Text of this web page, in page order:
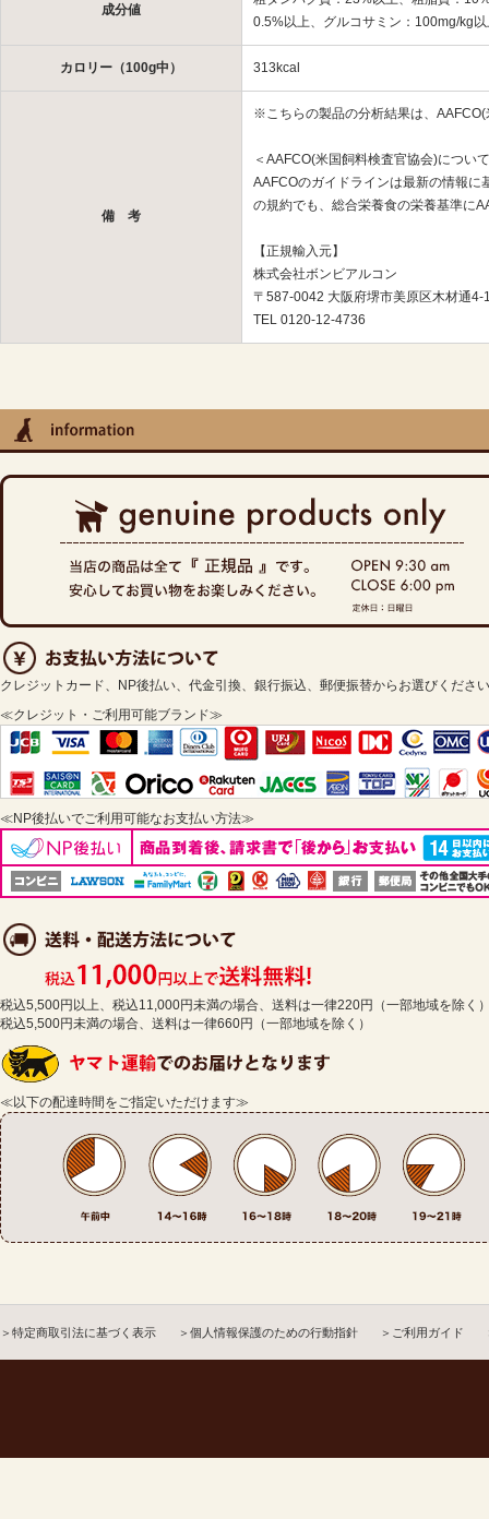
成分値
0.5%以上、グルコサミン：100mg/kg以
カロリー（100g中） 313kcal
備 考
※こちらの製品の分析結果は、
＜AAFCO(米国飼料検査官協会)につい
AAFCOのガイドラインは最新の情報
の規約でも、総合栄養食の栄養基準に
【正規輸入元】
株式会社ボンビアルコン
〒587-0042 大阪府堺市美原区木材通4-
TEL 0120-12-4736
クレジットカード、NP後払い、代金引換、銀行振込、郵便振替からお選びくださ
≪クレジット・ご利用可能ブランド≫
≪NP後払いでご利用可能なお支払い方法≫
税込5,500円以上、税込11,000円未満の場合、送料は一律220円（一部地域を除く
税込5,500円未満の場合、送料は一律660円（一部地域を除く）
≪以下の配達時間をご指定いただけます≫
＞特定商取引法に基づく表示 ＞個人情報保護のための行動指針 ＞ご利用ガイド